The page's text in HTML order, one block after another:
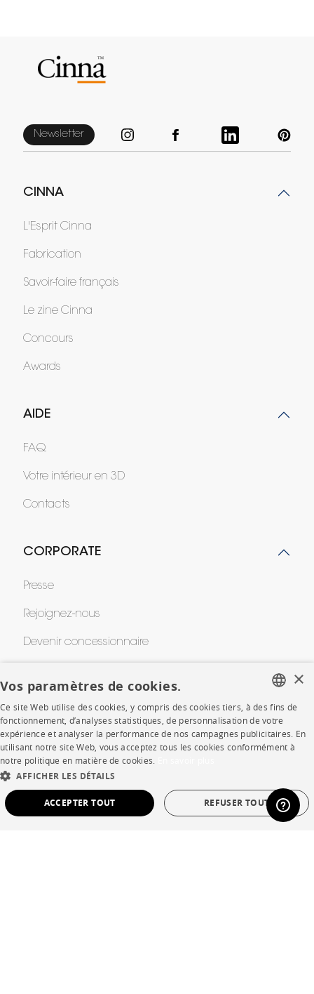
Newsletter
CINNA
L'Esprit Cinna
Fabrication
Savoir-faire français
Le zine Cinna
Concours
Awards
AIDE
FAQ
Votre intérieur en 3D
Contacts
CORPORATE
Presse
Rejoignez-nous
Devenir concessionnaire
SHOP
Points de vente
Garanties et SAV
Ventes privées
FRENCH
ENGLISH
SPANISH
×
Vos paramètres de cookies.
Ce site Web utilise des cookies, y compris des cookies tiers, à des fins de
fonctionnement, d’analyses statistiques, de personnalisation de votre
expérience et analyser la performance de nos campagnes publicitaires. En
utilisant notre site Web, vous acceptez tous les cookies conformément à
notre politique en matière de cookies.
AFFICHER LES DÉTAILS
ACCEPTER TOUT REFUSER TOUT